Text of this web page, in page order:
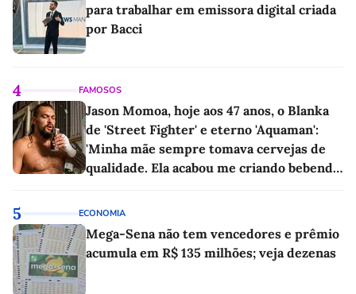
para trabalhar em emissora digital criada
por Bacci
4 FAMOSOS
Jason Momoa, hoje aos 47 anos, o Blanka
de 'Street Fighter' e eterno 'Aquaman':
'Minha mãe sempre tomava cervejas de
qualidade. Ela acabou me criando bebendo
5 ECONOMIA
Mega-Sena não tem vencedores e prêmio
acumula em R$ 135 milhões; veja dezenas